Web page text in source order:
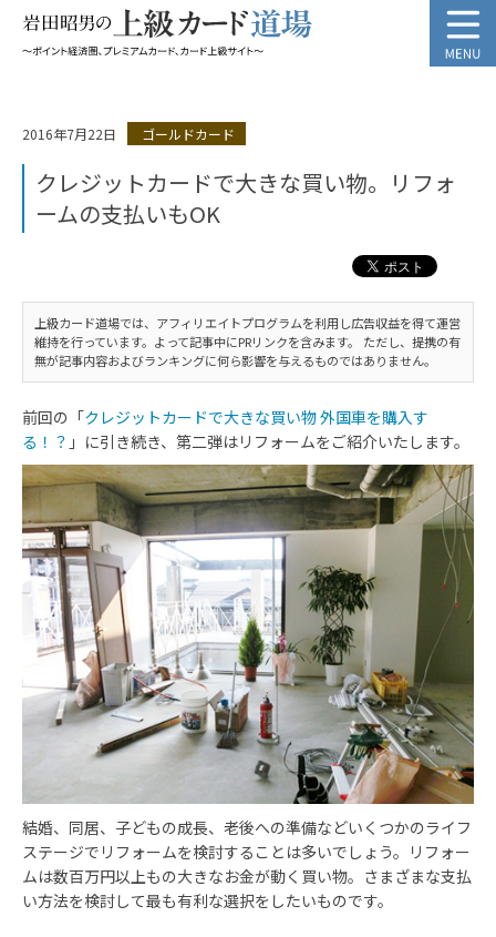
2016年7月22日 ゴールドカード
クレジットカードで大きな買い物。リフォ
ームの支払いもOK
上級カード道場では、アフィリエイトプログラムを利用し広告収益を得て運営
維持を行っています。よって記事中にPRリンクを含みます。 ただし、提携の有
無が記事内容およびランキングに何ら影響を与えるものではありません。
前回の「クレジットカードで大きな買い物 外国車を購入す
る！？ 」に引き続き、第二弾はリフォームをご紹介いたします。
結婚、同居、子どもの成長、老後への準備などいくつかのライフ
ステージでリフォームを検討することは多いでしょう。リフォー
ムは数百万円以上もの大きなお金が動く買い物。さまざまな支払
い方法を検討して最も有利な選択をしたいものです。